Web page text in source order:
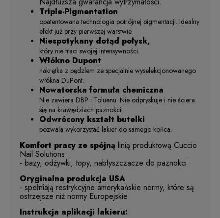
Triple-Pigmentation
opatentowana technologia potrójnej pigmentacji. Idealny
efekt już przy pierwszej warstwie.
Niespotykany dotąd połysk,
który nie traci swojej intensywności.
Włókno Dupont
nakrętka z pędzlem ze specjalnie wyselekcjonowanego
włókna DuPont.
Nowatorska formuła chemiczna
Nie zawiera DBP i Toluenu. Nie odpryskuje i nie ściera
się na krawędziach paznokci.
Odwrócony kształt butelki
pozwala wykorzystać lakier do samego końca.
Komfort pracy ze spójną linią produktową Cuccio
Nail Solutions
- bazy, odżywki, topy, nabłyszczacze do paznokci
Oryginalna produkcja USA
- spełniają restrykcyjne amerykańskie normy, które są
ostrzejsze niż normy Europejskie
Instrukcja aplikacji lakieru: